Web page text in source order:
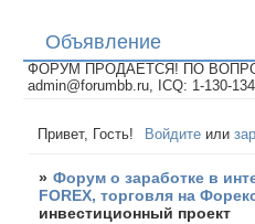
Объявление
ФОРУМ ПРОДАЕТСЯ! ПО
admin@forumbb.ru, ICQ: 1-130-
Привет, Гость! Войдите или
» Форум о заработке в
FOREX, торговля на
инвестиционный проект